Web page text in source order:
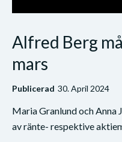
Alfred Berg
mars
Publicerad 30. April 2024
Maria Granlund och Anna
av ränte- respektive